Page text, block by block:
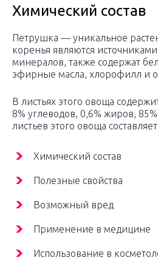
Химический состав
Петрушка — уникальное
коренья являются
минералов, также содержат
эфирные масла, хлорофилл и
В листьях этого овоща
8% углеводов, 0,6% жиров,
листьев этого овоща
Химический состав
Полезные свойства
Возможный вред
Применение в медицине
Использование в